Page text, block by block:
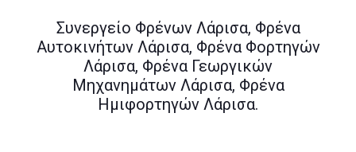
Συνεργείο Φρένων Λάρισα, Φρένα
Αυτοκινήτων Λάρισα, Φρένα Φορτηγών
Λάρισα, Φρένα Γεωργικών
Μηχανημάτων Λάρισα, Φρένα
Ημιφορτηγών Λάρισα.